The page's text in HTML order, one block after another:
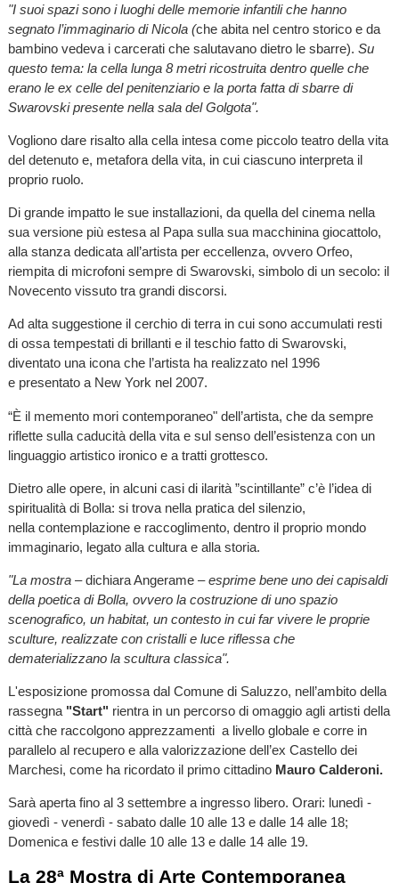
"I suoi spazi sono i luoghi delle memorie infantili che hanno
segnato l’immaginario di Nicola (che abita nel centro storico e da
bambino vedeva i carcerati che salutavano dietro le sbarre). Su
questo tema: la cella lunga 8 metri ricostruita dentro quelle che
erano le ex celle del penitenziario e la porta fatta di sbarre di
Swarovski presente nella sala del Golgota".
Vogliono dare risalto alla cella intesa come piccolo teatro della vita
del detenuto e, metafora della vita, in cui ciascuno interpreta il
proprio ruolo.
Di grande impatto le sue installazioni, da quella del cinema nella
sua versione più estesa al Papa sulla sua macchinina giocattolo,
alla stanza dedicata all’artista per eccellenza, ovvero Orfeo,
riempita di microfoni sempre di Swarovski, simbolo di un secolo: il
Novecento vissuto tra grandi discorsi.
Ad alta suggestione il cerchio di terra in cui sono accumulati resti
di ossa tempestati di brillanti e il teschio fatto di Swarovski,
diventato una icona che l’artista ha realizzato nel 1996
e presentato a New York nel 2007.
“È il memento mori contemporaneo" dell’artista, che da sempre
riflette sulla caducità della vita e sul senso dell’esistenza con un
linguaggio artistico ironico e a tratti grottesco.
Dietro alle opere, in alcuni casi di ilarità ”scintillante” c’è l’idea di
spiritualità di Bolla: si trova nella pratica del silenzio,
nella contemplazione e raccoglimento, dentro il proprio mondo
immaginario, legato alla cultura e alla storia.
"La mostra– dichiara Angerame –esprime bene uno dei capisaldi
della poetica di Bolla, ovvero la costruzione di uno spazio
scenografico, un habitat, un contesto in cui far vivere le proprie
sculture, realizzate con cristalli e luce riflessa che
dematerializzano la scultura classica".
L'esposizione promossa dal Comune di Saluzzo, nell’ambito della
rassegna "Start" rientra in un percorso di omaggio agli artisti della
città che raccolgono apprezzamenti a livello globale e corre in
parallelo al recupero e alla valorizzazione dell’ex Castello dei
Marchesi, come ha ricordato il primo cittadino Mauro Calderoni.
Sarà aperta fino al 3 settembre a ingresso libero. Orari: lunedì -
giovedì - venerdì - sabato dalle 10 alle 13 e dalle 14 alle 18;
Domenica e festivi dalle 10 alle 13 e dalle 14 alle 19.
La 28ª Mostra di Arte Contemporanea